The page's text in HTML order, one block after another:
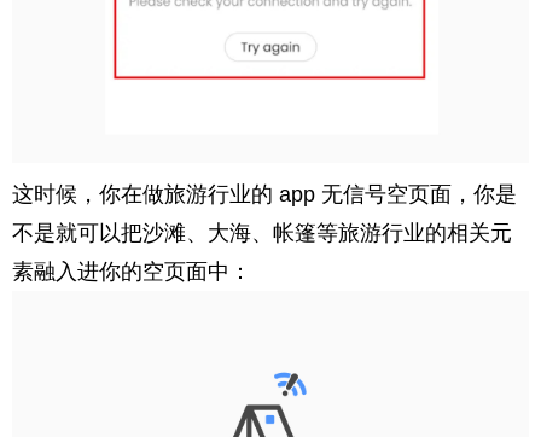
这时候，你在做旅游行业的 app 无信号空页面，你是
不是就可以把沙滩、大海、帐篷等旅游行业的相关元
素融入进你的空页面中：